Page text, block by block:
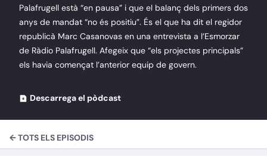
Palafrugell està “en pausa” i que el balanç dels primers dos
anys de mandat “no és positiu”. És el que ha dit el regidor
republicà Marc Casanovas en una entrevista a l’Esmorzar
de Ràdio Palafrugell. Afegeix que “els projectes principals”
els havia començat l’anterior equip de govern.
Descarrega el pòdcast
← TOTS ELS EPISODIS